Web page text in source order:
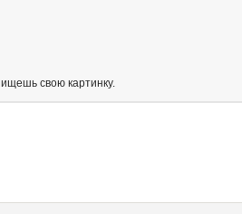
свою картинку.